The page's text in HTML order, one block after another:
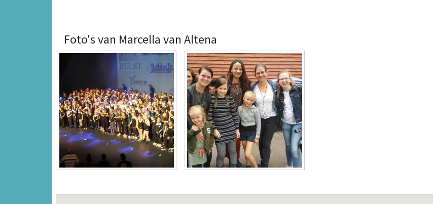
Foto's van Marcella van Altena